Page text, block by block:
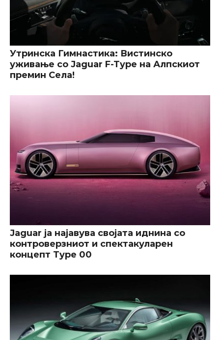
Утринска Гимнастика: Вистинско
уживање со Jaguar F-Type на Алпскиот
премин Села!
Jaguar ја најавува својата иднина со
контроверзниот и спектакуларен
концепт Type 00